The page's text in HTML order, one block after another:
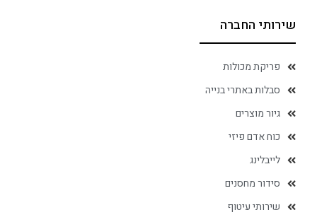
שירותי החברה
פריקת מכולות
סבלות באתרי בנייה
גיור מוצרים
כוח אדם פיזי
לייבלינג
סידור מחסנים
שירותי עיטוף